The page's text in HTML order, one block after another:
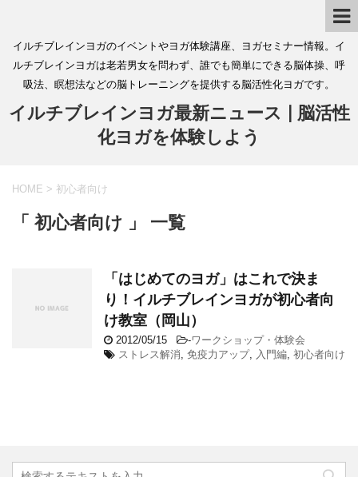
イルチブレインヨガのイベントやヨガ体験講座、ヨガセミナー情報。イ
ルチブレインヨガは老若男女を問わず、誰でも簡単にできる脳体操、呼
吸法、瞑想法などの脳トレーニングを提供する脳活性化ヨガです。
イルチブレインヨガ最新ニュース | 脳活性
化ヨガを体験しよう
HOME > 初心者向け
「 初心者向け 」 一覧
「はじめてのヨガ」はこれで決ま
り！イルチブレインヨガが初心者向
け教室（岡山）
2012/05/15 -ワークショップ・体験会
ストレス解消 免疫力アップ, 入門編 初心者向け